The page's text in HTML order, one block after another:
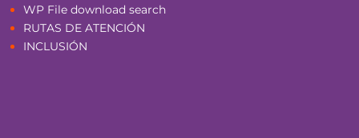
WP File download search
RUTAS DE ATENCIÓN
INCLUSIÓN